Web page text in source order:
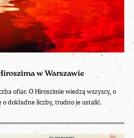
w Warszawie
ofiar. O Hiroszimie wiedzą wszyscy, o
dokładne liczby, trudno je ustalić.